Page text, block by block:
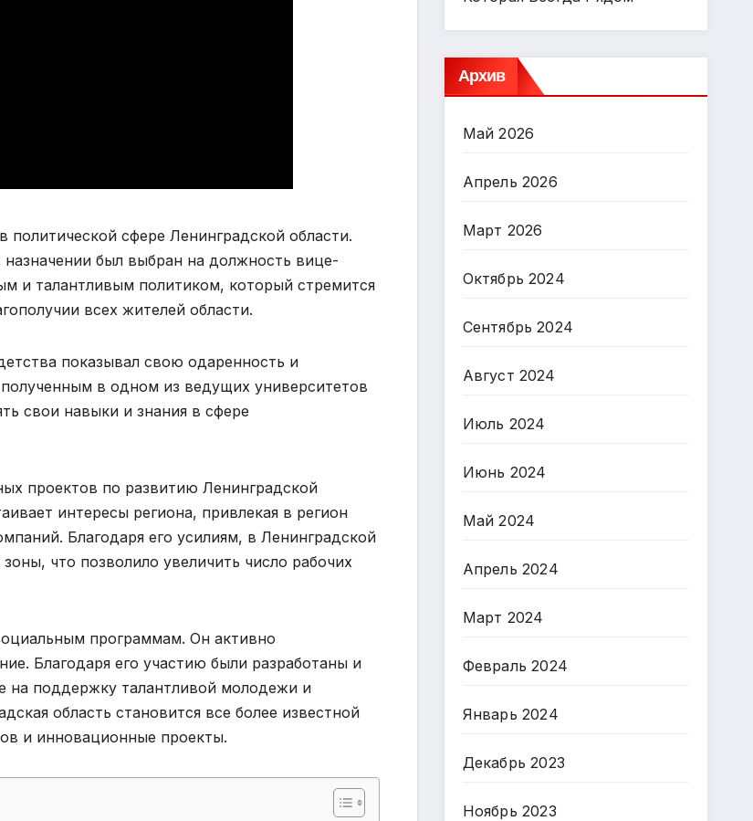
сфере Ленинградской области.
был выбран на должность вице-
и талантливым политиком, который стремится
всех жителей области.
показывал свою одаренность и
в одном из ведущих университетов
свои навыки и знания в сфере
проектов по развитию Ленинградской
интересы региона, привлекая в регион
Благодаря его усилиям, в Ленинградской
что позволило увеличить число рабочих
программам. Он активно
Благодаря его участию были разработаны и
на поддержку талантливой молодежи и
область становится все более известной
и инновационные проекты.
Архив
Май 2026
Апрель 2026
Март 2026
Октябрь 2024
Сентябрь 2024
Август 2024
Июль 2024
Июнь 2024
Май 2024
Апрель 2024
Март 2024
Февраль 2024
Январь 2024
Декабрь 2023
Ноябрь 2023